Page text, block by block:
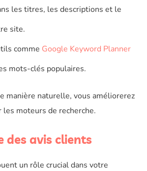
les titres, les descriptions et le
site.
comme Google Keyword Planner
mots-clés populaires.
manière naturelle, vous améliorerez
moteurs de recherche.
des avis clients
un rôle crucial dans votre